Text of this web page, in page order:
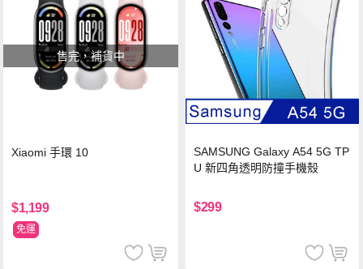
售完，補貨中
Xiaomi 手環 10
$1,199
免運
SAMSUNG Galaxy A54 5G TP
U 新四角透明防撞手機殼
$299